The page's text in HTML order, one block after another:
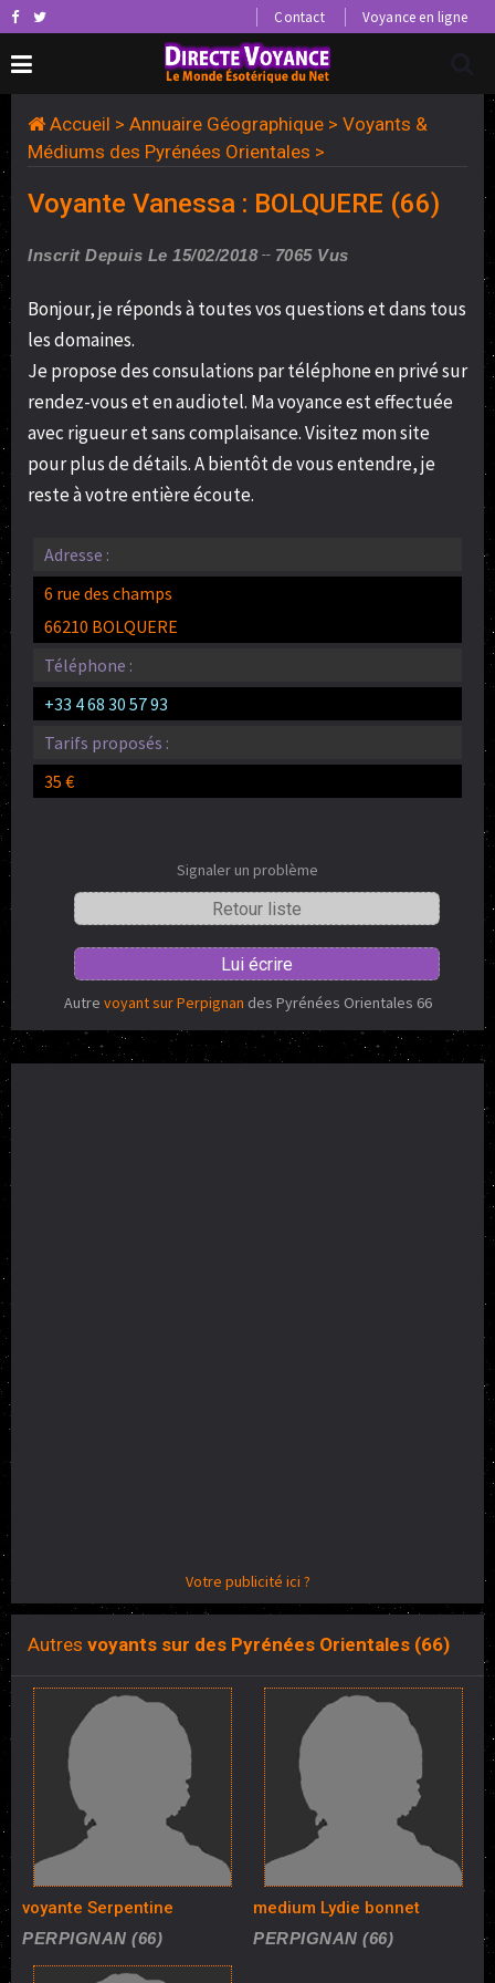
Contact Voyance en ligne
Accueil > Annuaire Géographique > Voyants &
Médiums des Pyrénées Orientales >
Voyante Vanessa : BOLQUERE (66)
Inscrit Depuis Le 15/02/2018 7065 Vus
Bonjour, je réponds à toutes vos questions et dans tous
les domaines.
Je propose des consulations par téléphone en privé sur
rendez-vous et en audiotel. Ma voyance est effectuée
avec rigueur et sans complaisance. Visitez mon site
pour plus de détails. A bientôt de vous entendre, je
reste à votre entière écoute.
Adresse :
6 rue des champs
66210 BOLQUERE
Téléphone :
+33 4 68 30 57 93
Tarifs proposés :
35 €
Signaler un problème
Retour liste
Lui écrire
Autre voyant sur Perpignan des Pyrénées Orientales 66
Votre publicité ici ?
Autres voyants sur des Pyrénées Orientales (66)
voyante Serpentine
PERPIGNAN (66)
medium Lydie bonnet
PERPIGNAN (66)